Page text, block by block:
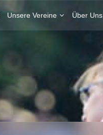
Unsere Vereine Über Uns